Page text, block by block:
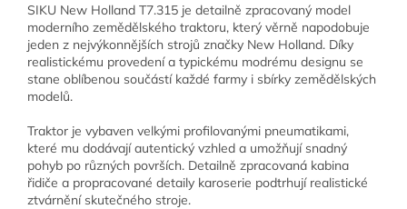
SIKU New Holland T7.315 je detailně zpracovaný model
moderního zemědělského traktoru, který věrně napodobuje
jeden z nejvýkonnějších strojů značky New Holland. Díky
realistickému provedení a typickému modrému designu se
stane oblíbenou součástí každé farmy i sbírky zemědělských
modelů.
Traktor je vybaven velkými profilovanými pneumatikami,
které mu dodávají autentický vzhled a umožňují snadný
pohyb po různých površích. Detailně zpracovaná kabina
řidiče a propracované detaily karoserie podtrhují realistické
ztvárnění skutečného stroje.